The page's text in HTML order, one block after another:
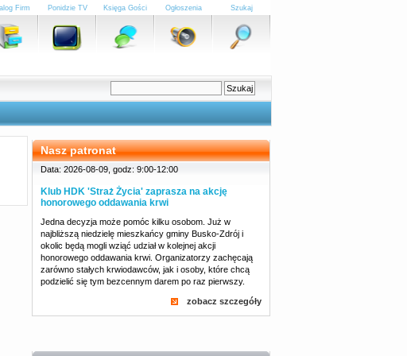
Szukaj
Ogłoszenia
Księga Gości
Ponidzie TV
Firm
Nasz patronat
Data: 2026-08-09, godz: 9:00-12:00
Klub HDK 'Straż Życia' zaprasza na akcję
honorowego oddawania krwi
Jedna decyzja może pomóc kilku osobom. Już w
najbliższą niedzielę mieszkańcy gminy Busko-Zdrój i
okolic będą mogli wziąć udział w kolejnej akcji
honorowego oddawania krwi. Organizatorzy zachęcają
zarówno stałych krwiodawców, jak i osoby, które chcą
podzielić się tym bezcennym darem po raz pierwszy.
zobacz szczegóły